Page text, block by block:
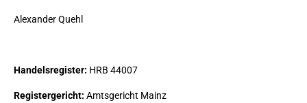
Alexander Quehl
Handelsregister: HRB 44007
Registergericht: Amtsgericht Mainz